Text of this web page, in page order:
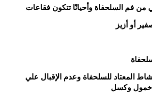
فم السلحفاة وأحيانًا تتكون فقاعات
أو أزيز
المعتاد للسلحفاة وعدم الإقبال علي
وكسل